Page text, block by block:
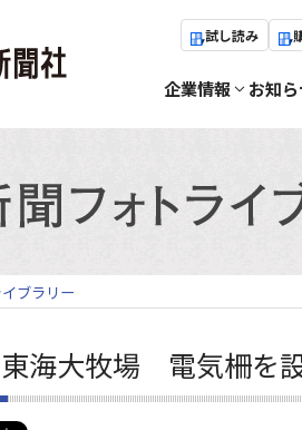
試し読み
企業情報 お知
ブラリー
東海大牧場 電気柵を